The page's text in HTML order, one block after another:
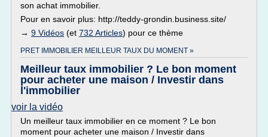
son achat immobilier.
Pour en savoir plus: http://teddy-grondin.business.site/
→ 9 Vidéos (et 732 Articles) pour ce thème
PRET IMMOBILIER MEILLEUR TAUX DU MOMENT »
Meilleur taux immobilier ? Le bon moment
pour acheter une maison / Investir dans
l'immobilier
voir la vidéo
Un meilleur taux immobilier en ce moment ? Le bon
moment pour acheter une maison / Investir dans